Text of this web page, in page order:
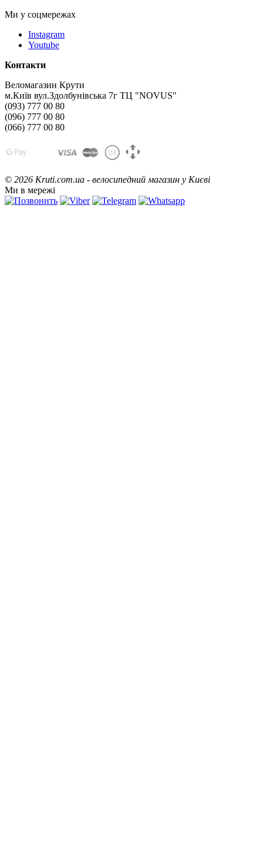
Ми у соцмережах
Instagram
Youtube
Контакти
Веломагазин Крути
м.Київ вул.Здолбунівська 7г ТЦ "NOVUS"
(093) 777 00 80
(096) 777 00 80
(066) 777 00 80
© 2026 Kruti.com.ua - велосипедний магазин у Києві
Ми в мережі